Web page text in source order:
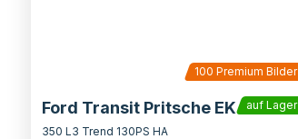
100 Premium Bilder
Ford Transit Pritsche EK
auf Lager
350 L3 Trend 130PS HA